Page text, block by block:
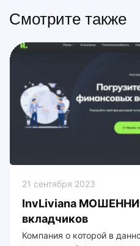
Смотрите также
21 сентября 2023
InvLiviana
вкладчиков
Компания о которой в